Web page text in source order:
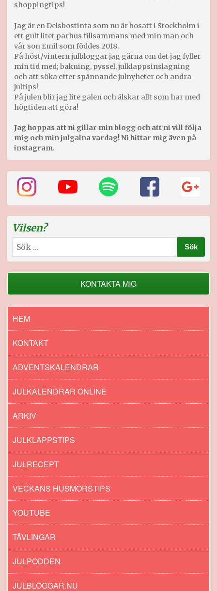
shoppingtips!
Jag är en Delsbostinta som nu är bosatt i Stockholm i
ett gult litet parhus tillsammans med min man och
vår son Emil som föddes 2018.
På höst/vintern julbloggar jag gärna om det jag fyller
min tid med; bakning, pyssel, julklappsinslagning
och att söka efter spännande julnyheter och andra
jultips!
På julen blir jag lite galen och älskar allt som har med
högtiden att göra!
Jag hoppas att ni gillar min blogg och att ni vill följa
mig och min julgalna vardag! Ni hittar mig även på
instagram.
Vilsen?
Sök
efter:
KONTAKTA MIG
HEM
KONTAKT
ADVENTSKALENDRAR
JULKALENDRAR ONLINE
ARKIV
JULKLAPPSTIPS
JULRECEPT
VECKANS HUSMORSTIPS
YOUTUBE
TÄVLINGAR
JULPODDEN
JULBLOGGAR.NU